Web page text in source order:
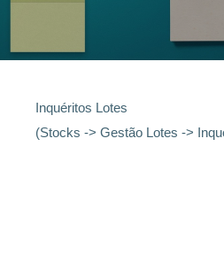
Inquéritos Lotes
(Stocks -> Gestão Lotes ->